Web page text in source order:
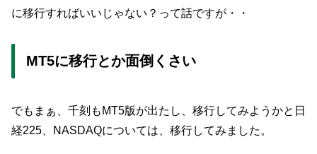
に移行すればいいじゃない？って話ですが・・
MT5に移行とか面倒くさい
でもまぁ、千刻もMT5版が出たし、移行してみようかと日
経225、NASDAQについては、移行してみました。